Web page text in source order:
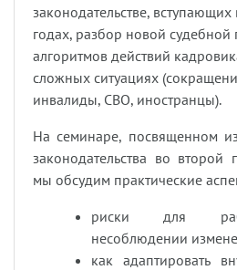
законодательстве,
годах, разбор новой судебной
алгоритмов действий
сложных ситуациях
инвалиды, СВО, иностранцы).
На семинаре, посвященном
законодательства во
мы обсудим практические
риски для
несоблюдении
как адаптировать